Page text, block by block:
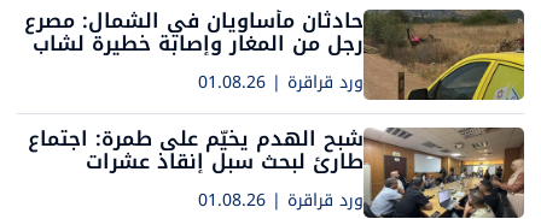
حادثان مأساويان في الشمال: مصرع
رجل من المغار وإصابة خطيرة لشاب
من الشبلي
ورد قراقرة |
01.08.26
شبح الهدم يخيّم على طمرة: اجتماع
طارئ لبحث سبل إنقاذ عشرات
المنازل
ورد قراقرة |
01.08.26